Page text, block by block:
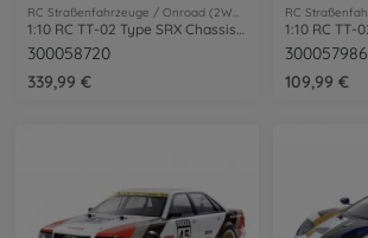
RC Straßenfahrzeuge / Onroad (2WD/4WD)
300058720
339,99 €
300057986
109,99 €